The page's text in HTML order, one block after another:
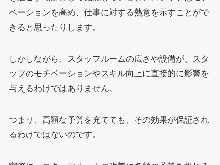
ベーションを高め、仕事に対する熱意を示すことがで
きると思ったりします。
しかしながら、スタッフルームの広さや設備が、スタ
ッフのモチベーションやスキル向上に直接的に影響を
与えるわけではありません。
つまり、高額な予算を充てても、その効果が保証され
るわけではないのです。